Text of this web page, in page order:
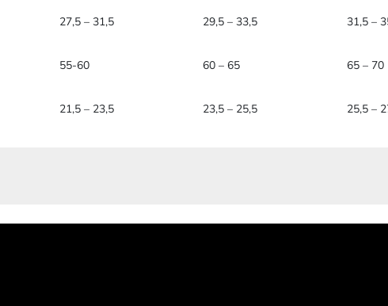
27,5 – 31,5 29,5 – 33,5 31,5 –
55-60 60 – 65 65 – 70
21,5 – 23,5 23,5 – 25,5 25,5 –